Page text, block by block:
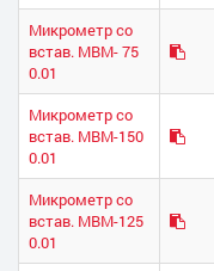
Микрометр со
встав. МВМ- 75
0.01
Микрометр со
встав. МВМ-150
0.01
Микрометр со
встав. МВМ-125
0.01